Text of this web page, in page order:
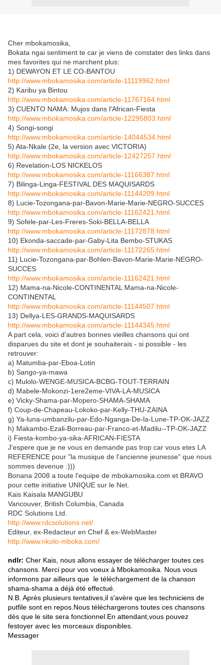
Cher mbokamosika,
Bokata ngai sentiment te car je viens de constater des links dans
mes favorites qui ne marchent plus:
1) DEWAYON ET LE CO-BANTOU
http://www.mbokamosika.com/article-11119962.html
2) Karibu ya Bintou
http://www.mbokamosika.com/article-11767164.html
3) CUENTO NAMA: Mujos dans l'African-Fiesta
http://www.mbokamosika.com/article-12295803.html
4) Songi-songi
http://www.mbokamosika.com/article-14044534.html
5) Ata-Nkale (2e, la version avec VICTORIA)
http://www.mbokamosika.com/article-12427257.html
6) Revelation-LOS NICKELOS
http://www.mbokamosika.com/article-11166387.html
7) Bilinga-Linga-FESTIVAL DES MAQUISARDS
http://www.mbokamosika.com/article-11144209.html
8) Lucie-Tozongana-par-Bavon-Marie-Marie-NEGRO-SUCCES
http://www.mbokamosika.com/article-11162421.html
9) Sofele-par-Les-Freres-Soki-BELLA-BELLA
http://www.mbokamosika.com/article-11172878.html
10) Ekonda-saccade-par-Gaby-Lita Bembo-STUKAS
http://www.mbokamosika.com/article-11172265.html
11) Lucie-Tozongana-par-Bohlen-Bavon-Marie-Marie-NEGRO-
SUCCES
http://www.mbokamosika.com/article-11162421.html
12) Mama-na-Nicole-CONTINENTAL Mama-na-Nicole-
CONTINENTAL
http://www.mbokamosika.com/article-11144507.html
13) Dellya-LES-GRANDS-MAQUISARDS
http://www.mbokamosika.com/article-11144345.html
A part cela, voici d'autres bonnes vieilles chansons qui ont
disparues du site et dont je souhaiterais - si possible - les
retrouver:
a) Matumba-par-Eboa-Lotin
b) Sango-ya-mawa
c) Mulolo-WENGE-MUSICA-BCBG-TOUT-TERRAIN
d) Mabele-Mokonzi-1ere2eme-VIVA-LA-MUSICA
e) Vicky-Shama-par-Mopero-SHAMA-SHAMA
f) Coup-de-Chapeau-Lokoko-par-Kelly-THU-ZAINA
g) Ya-luna-umbanzilu-par-Edo-Nganga-De-la-Lune-TP-OK-JAZZ
h) Makambo-Ezali-Borreau-par-Franco-et-Madilu--TP-OK-JAZZ
i) Fiesta-kombo-ya-sika-AFRICAN-FIESTA
J'espere que je ne vous en demande pas trop car vous etes LA
REFERENCE pour "la musique de l'ancienne jeunesse" que nous
sommes devenue :)))
Bonana 2008 a toute l'equipe de mbokamosika.com et BRAVO
pour cette initiative UNIQUE sur le Net.
Kais Kaisala MANGUBU
Vancouver, British Columbia, Canada
RDC Solutions Ltd.
http://www.rdcsolutions.net/
Editeur, ex-Redacteur en Chef & ex-WebMaster
http://www.nkolo-mboka.com/
ndlr: Cher Kais, nous allons essayer de télécharger toutes ces
chansons. Merci pour vos voeux à Mbokamosika. Nous vous
informons par ailleurs que le téléchargement de la chanson
shama-shama a déjà été effectué.
N.B. Après plusieurs tentatives,il s'avère que les techniciens de
putfile sont en repos.Nous téléchargerons toutes ces chansons
dès que le site sera fonctionnel.En attendant,vous pouvez
festoyer avec les morceaux disponibles.
Messager